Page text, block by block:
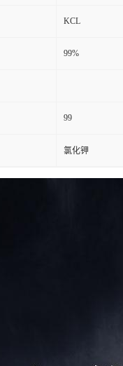
KCL
99%
99
氯化钾